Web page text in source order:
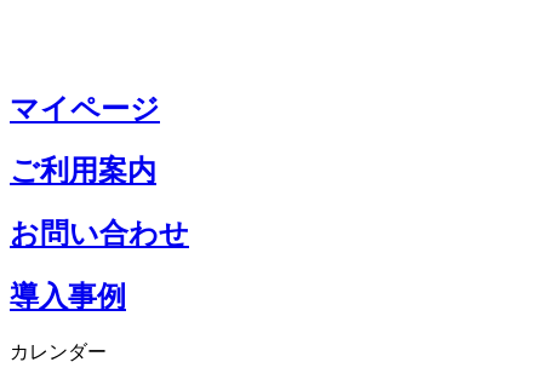
マイページ
ご利用案内
お問い合わせ
導入事例
カレンダー